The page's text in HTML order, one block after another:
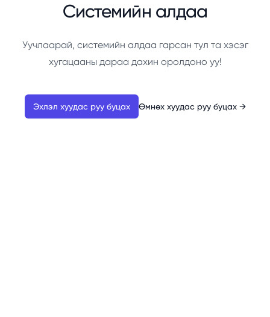
Системийн алдаа
Уучлаарай, системийн алдаа гарсан тул та хэсэг
хугацааны дараа дахин оролдоно уу!
Эхлэл хуудас руу буцах Өмнөх хуудас руу буцах →